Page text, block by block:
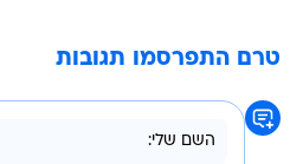
טרם התפרסמו תגובות